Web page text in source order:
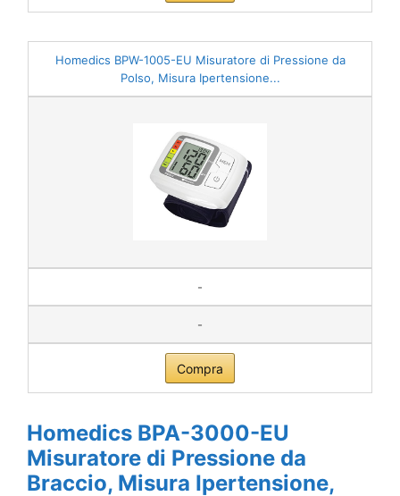
Homedics BPW-1005-EU Misuratore di Pressione da
Polso, Misura Ipertensione...
-
-
Compra
Homedics BPA-3000-EU
Misuratore di Pressione da
Braccio, Misura Ipertensione,